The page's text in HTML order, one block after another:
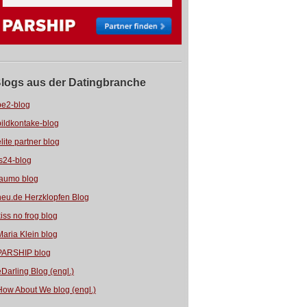
aus der Datingbranche
blog
blog
partner blog
blog
blog
Herzklopfen Blog
no frog blog
Klein blog
blog
Blog (engl.)
About We blog (engl.)